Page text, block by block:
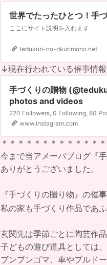
世界でたったひとつ！手
ここにサイト説明を入れます
tedukuri-no-okurimono.net
↓現在行われている催事情報
手づくりの贈物
photos and videos
www.instagram.com
＊＊＊＊＊＊＊＊＊＊＊＊
今まで当アメーバブログ『
ありがとうございました。
『手づくりの贈り物』の催
私の家も手づくり作品であ
玄関先は季節ごとに陶芸作
子どもの遊び道具としては、
ブンブンゴマ、車やブルド